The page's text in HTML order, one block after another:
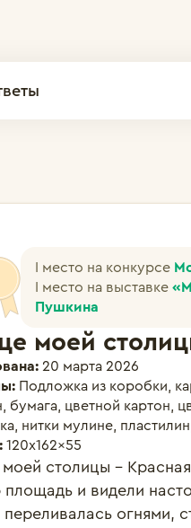
I место на конкурсе
I место на выставке
Пушкина
моей
20 марта 2026
Подложка из коробки,
бумага, цветной картон,
нитки мулине,
120x162x55
столицы -
и видели
огнями,